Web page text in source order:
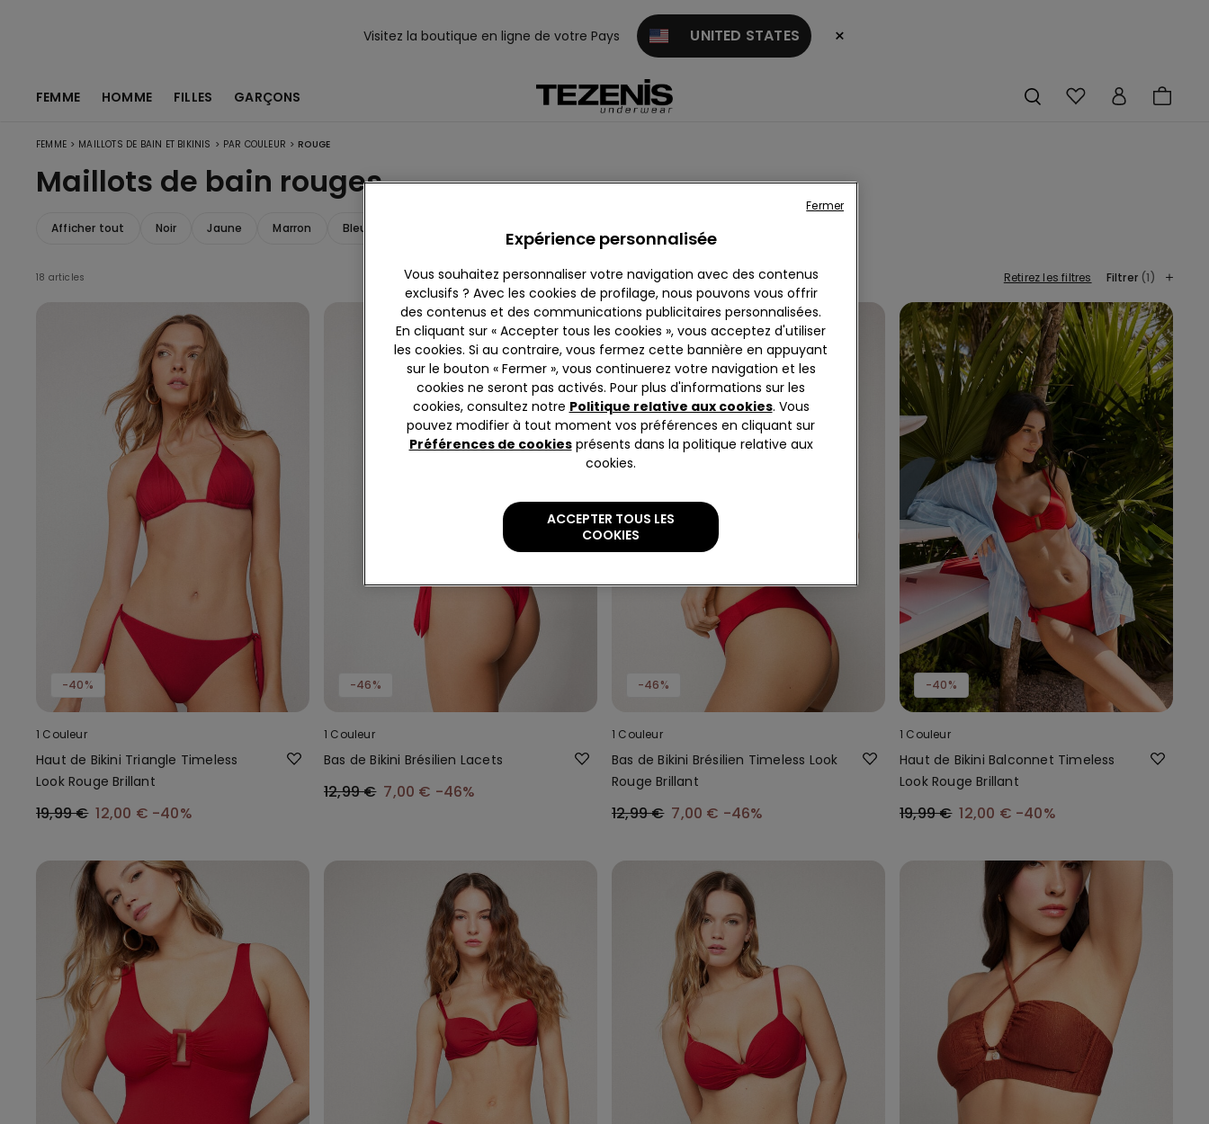
Visitez la boutique en ligne de votre Pays UNITED STATES ×
FEMME HOMME FILLES GARÇONS
FEMME > MAILLOTS DE BAIN ET BIKINIS > PAR COULEUR > ROUGE
Maillots de bain rouges
Afficher tout Noir Jaune Marron Bleu clair
18 articles Retirez les filtres Filtrer (1)
-40%
1 Couleur
Haut de Bikini Triangle Timeless
Look Rouge Brillant
19,99 € 12,00 € -40%
-46%
1 Couleur
Bas de Bikini Brésilien Lacets
12,99 € 7,00 € -46%
-46%
1 Couleur
Bas de Bikini Brésilien Timeless Look
Rouge Brillant
12,99 € 7,00 € -46%
-40%
1 Couleur
Haut de Bikini Balconnet Timeless
Look Rouge Brillant
19,99 € 12,00 € -40%
Expérience personnalisée
Vous souhaitez personnaliser votre navigation avec des contenus
exclusifs ? Avec les cookies de profilage, nous pouvons vous offrir
des contenus et des communications publicitaires personnalisées.
En cliquant sur « Accepter tous les cookies », vous acceptez d'utiliser
les cookies. Si au contraire, vous fermez cette bannière en appuyant
sur le bouton « Fermer », vous continuerez votre navigation et les
cookies ne seront pas activés. Pour plus d'informations sur les
cookies, consultez notre Politique relative aux cookies. Vous
pouvez modifier à tout moment vos préférences en cliquant sur
Préférences de cookiesprésents dans la politique relative aux
cookies.
ACCEPTER TOUS LES
COOKIES
Fermer